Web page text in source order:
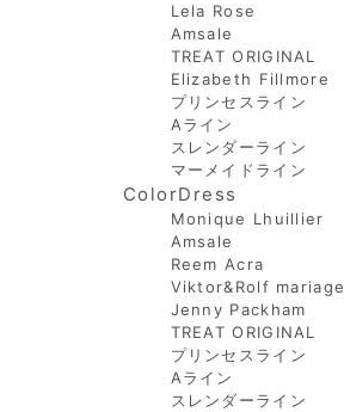
Lela Rose
Amsale
TREAT ORIGINAL
Elizabeth Fillmore
プリンセスライン
Aライン
スレンダーライン
マーメイドライン
ColorDress
Monique Lhuillier
Amsale
Reem Acra
Viktor&Rolf mariage
Jenny Packham
TREAT ORIGINAL
プリンセスライン
Aライン
スレンダーライン